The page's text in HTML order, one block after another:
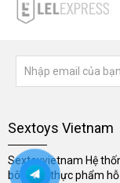
Sextoys Vietnam
Sextoyvietnam Hệ
bôi trơn, thực phẩm